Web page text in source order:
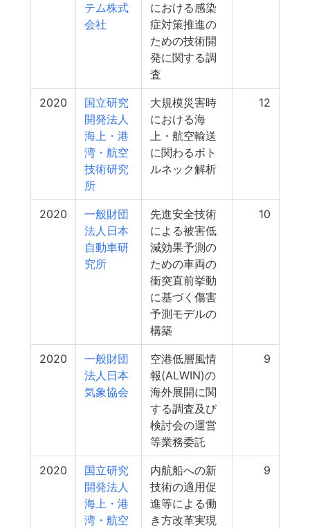
テム株式
会社
における感染
症対策推進の
ための技術開
発に関する調
査
2020
国立研究
開発法人
海上・港
湾・航空
技術研究
所
大規模災害時
における海
上・航空輸送
に関わるボト
ルネック解析
12
2020
一般財団
法人日本
自動車研
究所
先進安全技術
による被害低
減効果予測の
ための車両の
衝突直前挙動
に基づく傷害
予測モデルの
構築
10
2020
一般財団
法人日本
気象協会
空港低層風情
報(ALWIN)の
海外展開に関
する調査及び
検討会の運営
等業務委託
9
2020
国立研究
開発法人
海上・港
湾・航空
内航船への新
技術の適用促
進等による働
き方改革実現
9